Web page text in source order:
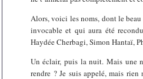
Alors, voici les noms, dont le
invocable et qui aura été
Haydée Cherbagi, Simon Hantaï,
Un éclair, puis la nuit. Mais une
rendre ? Je suis appelé, mais